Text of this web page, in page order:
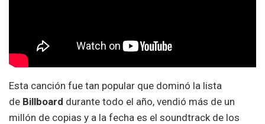
Esta canción fue tan popular que dominó la lista
de Billboard durante todo el año, vendió más de un
millón de copias y a la fecha es el soundtrack de los